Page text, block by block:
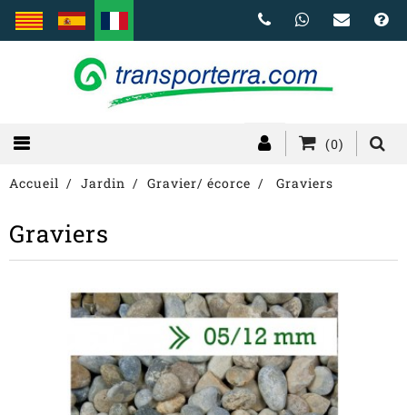
(0)
Accueil Jardin Gravier/ écorce Graviers
Graviers